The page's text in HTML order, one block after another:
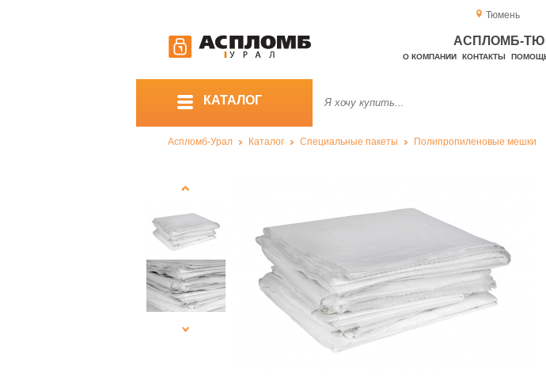
Тюмень
АСПЛОМБ-
О КОМПАНИИ КОНТАКТЫ
КАТАЛОГ
Аспломб-Урал Каталог Специальные пакеты Полипропиленовые мешки